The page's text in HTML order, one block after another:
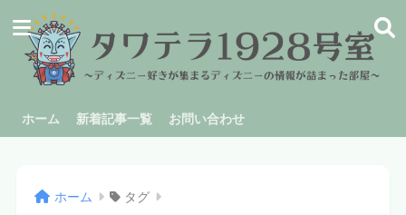
ホーム 新着記事一覧 お問い合わせ
ホーム タグ